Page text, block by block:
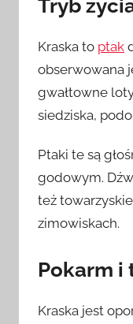
Tryb
Kraska to ptak
obserwowana
gwałtowne
siedziska,
Ptaki te są
godowym.
też
zimowiskach.
Pokarm
Kraska jest